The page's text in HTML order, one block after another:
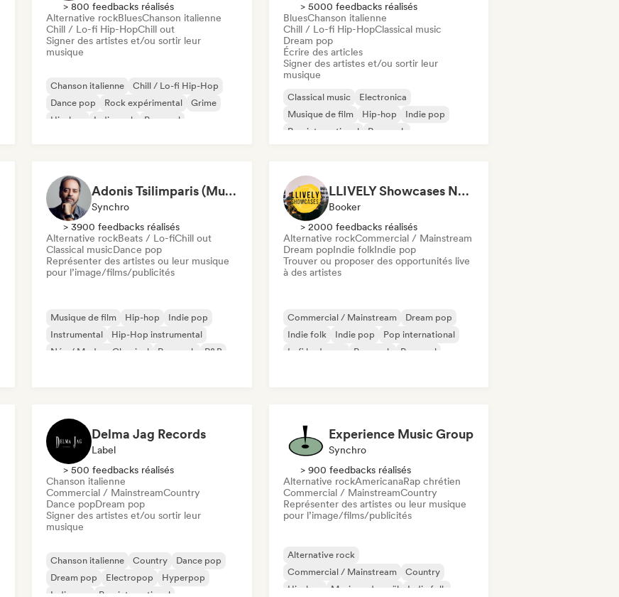
> 800 feedbacks réalisés
Alternative rockBluesChanson italienne
Chill / Lo-fi Hip-HopChill out
Signer des artistes et/ou sortir leur
musique
Chanson italienne
Chill / Lo-fi Hip-Hop
Dance pop
Rock expérimental
Grime
Hip-hop
Indie rock Pop soul
> 5000 feedbacks réalisés
BluesChanson italienne
Chill / Lo-fi Hip-HopClassical music
Dream pop
Écrire des articles
Signer des artistes et/ou sortir leur
musique
Classical music
Electronica
Musique de film
Hip-hop
Indie pop
Pop international
Pop rock
Adonis Tsilimparis (Music Supervisor)
Synchro
> 3900 feedbacks réalisés
Alternative rockBeats / Lo-fiChill out
Classical musicDance pop
Représenter des artistes ou leur musique
pour l’image/films/publicités
Musique de film Hip-hop
Indie pop
Instrumental
Hip-Hop instrumental
Néo / Modern Classical
Pop rock R&B
LLIVELY Showcases Newcastle
Booker
> 2000 feedbacks réalisés
Alternative rockCommercial / Mainstream
Dream popIndie folkIndie pop
Trouver ou proposer des opportunités live
à des artistes
Commercial / Mainstream
Dream pop
Indie folk
Indie pop
Pop international
Lofi bedroom
Pop rock Pop soul
Delma Jag Records
Label
> 500 feedbacks réalisés
Chanson italienne
Commercial / MainstreamCountry
Dance popDream pop
Signer des artistes et/ou sortir leur
musique
Chanson italienne Country
Dance pop
Dream pop
Electropop
Hyperpop
Indie pop
Pop international
Experience Music Group
Synchro
> 900 feedbacks réalisés
Alternative rockAmericanaRap chrétien
Commercial / MainstreamCountry
Représenter des artistes ou leur musique
pour l’image/films/publicités
Alternative rock
Commercial / Mainstream
Country
Hip-hop
Musique de noël Indie folk